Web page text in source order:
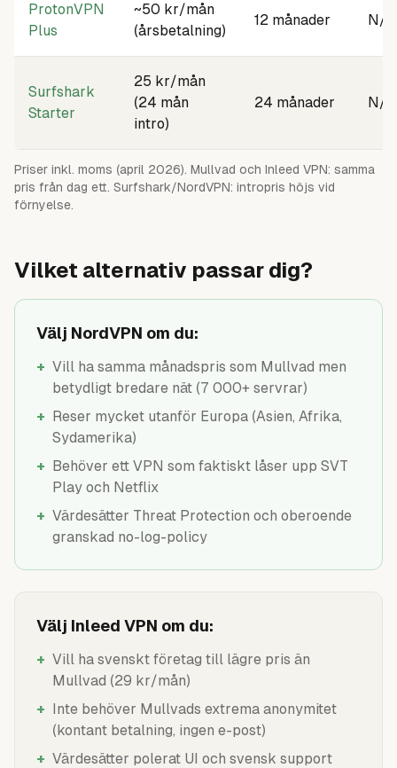
ProtonVPN
Plus
~50 kr/mån
(årsbetalning)
12 månader N/A
Surfshark
Starter
25 kr/mån
(24 mån
intro)
24 månader N/A
Priser inkl. moms (april 2026). Mullvad och Inleed VPN: samma
pris från dag ett. Surfshark/NordVPN: intropris höjs vid
förnyelse.
Vilket alternativ passar dig?
Välj NordVPN om du:
+ Vill ha samma månadspris som Mullvad men
betydligt bredare nät (7 000+ servrar)
+ Reser mycket utanför Europa (Asien, Afrika,
Sydamerika)
+ Behöver ett VPN som faktiskt låser upp SVT
Play och Netflix
+ Värdesätter Threat Protection och oberoende
granskad no-log-policy
Välj Inleed VPN om du:
+ Vill ha svenskt företag till lägre pris än
Mullvad (29 kr/mån)
+ Inte behöver Mullvads extrema anonymitet
(kontant betalning, ingen e-post)
+ Värdesätter polerat UI och svensk support